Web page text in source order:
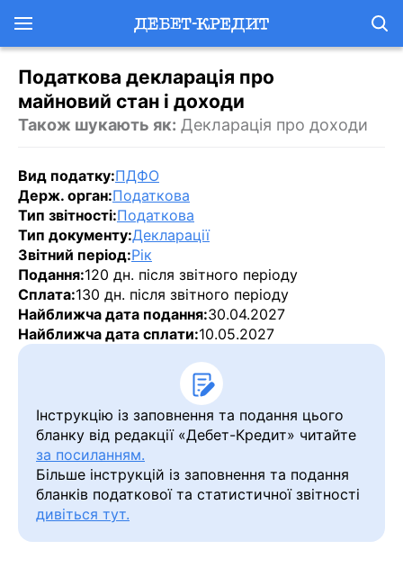
Податкова декларація про
майновий стан і доходи
Також шукають як: Декларація про доходи
Вид податку:ПДФО
Держ. орган:Податкова
Тип звітності:Податкова
Тип документу:Декларації
Звітний період:Рік
Подання:120 дн. після звітного періоду
Сплата:130 дн. після звітного періоду
Найближча дата подання:30.04.2027
Найближча дата сплати:10.05.2027
Інструкцію із заповнення та подання цього
бланку від редакції «Дебет-Кредит» читайте
за посиланням.
Більше інструкцій із заповнення та подання
бланків податкової та статистичної звітності
дивіться тут.